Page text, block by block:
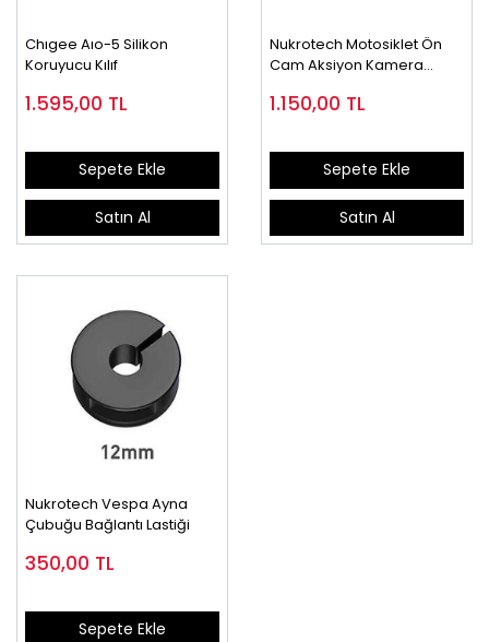
Chıgee Aıo-5 Silikon
Koruyucu Kılıf
1.595,00 TL
Sepete Ekle
Satın Al
Nukrotech Motosiklet Ön
Cam Aksiyon Kamera
1.150,00 TL
Sepete Ekle
Satın Al
Nukrotech Vespa Ayna
Çubuğu Bağlantı Lastiği
350,00 TL
Sepete Ekle